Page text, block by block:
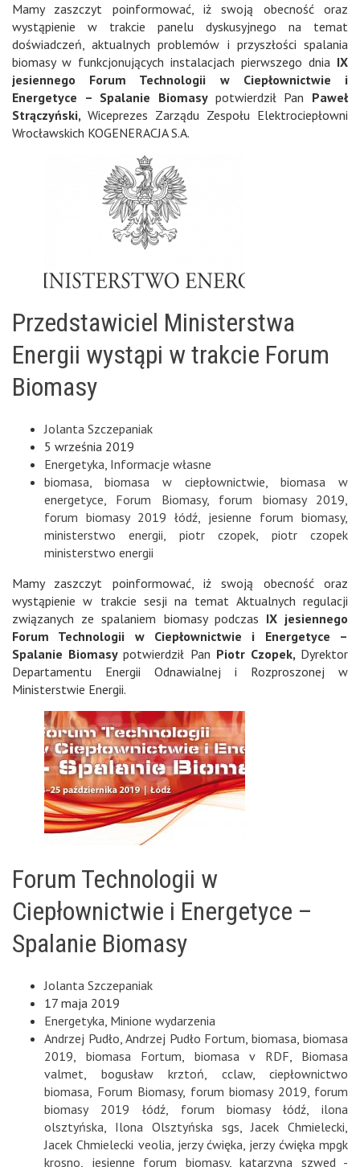
Mamy zaszczyt poinformować, iż swoją obecność oraz
wystąpienie w trakcie panelu dyskusyjnego na temat
doświadczeń, aktualnych problemów i przyszłości spalania
biomasy w funkcjonujących instalacjach pierwszego dnia IX
jesiennego Forum Technologii w Ciepłownictwie i
Energetyce – Spalanie Biomasy potwierdził Pan Paweł
Strączyński, Wiceprezes Zarządu Zespołu Elektrociepłowni
Wrocławskich KOGENERACJA S.A.
Przedstawiciel Ministerstwa
Energii wystąpi w trakcie Forum
Biomasy
Jolanta Szczepaniak
5 września 2019
Energetyka, Informacje własne
biomasa, biomasa w ciepłownictwie, biomasa w
energetyce, Forum Biomasy, forum biomasy 2019,
forum biomasy 2019 łódź, jesienne forum biomasy,
ministerstwo energii, piotr czopek, piotr czopek
ministerstwo energii
Mamy zaszczyt poinformować, iż swoją obecność oraz
wystąpienie w trakcie sesji na temat Aktualnych regulacji
związanych ze spalaniem biomasy podczas IX jesiennego
Forum Technologii w Ciepłownictwie i Energetyce –
Spalanie Biomasypotwierdził Pan Piotr Czopek, Dyrektor
Departamentu Energii Odnawialnej i Rozproszonej w
Ministerstwie Energii.
Forum Technologii w
Ciepłownictwie i Energetyce –
Spalanie Biomasy
Jolanta Szczepaniak
17 maja 2019
Energetyka, Minione wydarzenia
Andrzej Pudło, Andrzej Pudło Fortum,biomasa,biomasa
2019, biomasa Fortum, biomasa v RDF, Biomasa
valmet, bogusław krztoń, cclaw, ciepłownictwo
biomasa, Forum Biomasy, forum biomasy 2019, forum
biomasy 2019 łódź, forum biomasy łódź,ilona
olsztyńska, Ilona Olsztyńska sgs,Jacek Chmielecki,
Jacek Chmielecki veolia, jerzy ćwięka, jerzy ćwięka mpgk
krosno, jesienne forum biomasy, katarzyna szwed -